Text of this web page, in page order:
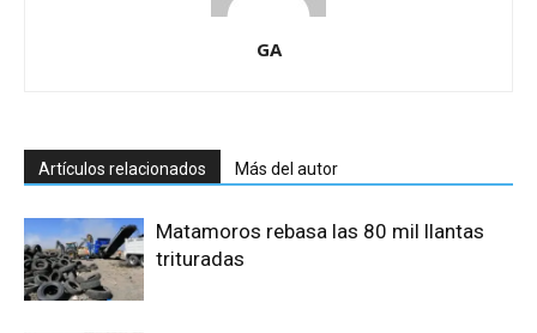
GA
Artículos relacionados Más del autor
Matamoros rebasa las 80 mil llantas
trituradas